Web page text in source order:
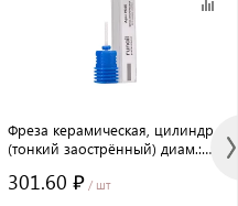
Фреза керамическая, цилиндр
(тонкий заострённый) диам.:
9545
301.60 ₽ / шт